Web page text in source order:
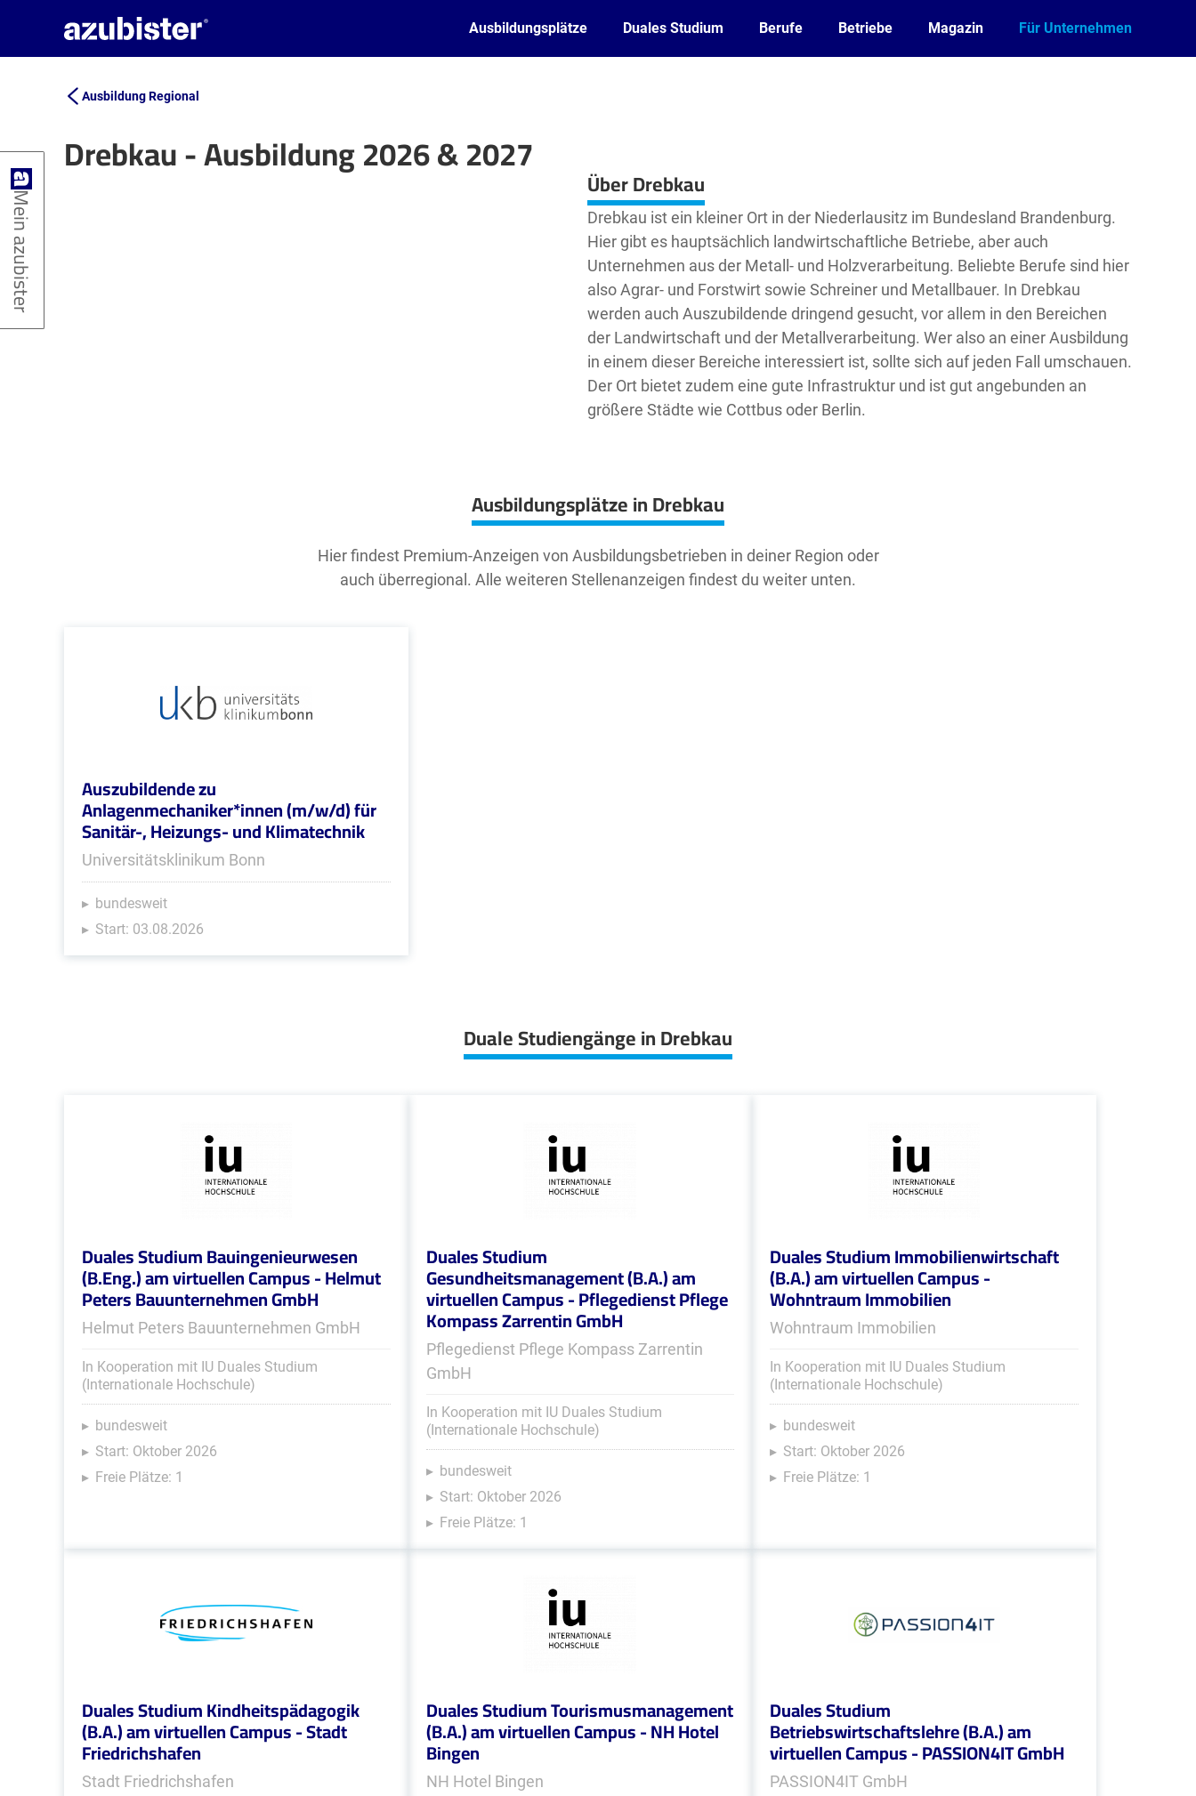
Ausbildungsplätze Duales Studium Berufe Betriebe Magazin Für Unternehmen
Ausbildung Regional
Drebkau - Ausbildung 2026 & 2027
Leaflet | ©OpenStreetMap2 Über Drebkau
Drebkau ist ein kleiner Ort in der Niederlausitz im Bundesland Brandenburg.
Hier gibt es hauptsächlich landwirtschaftliche Betriebe, aber auch
Unternehmen aus der Metall- und Holzverarbeitung. Beliebte Berufe sind hier
also Agrar- und Forstwirt sowie Schreiner und Metallbauer. In Drebkau
werden auch Auszubildende dringend gesucht, vor allem in den Bereichen
der Landwirtschaft und der Metallverarbeitung. Wer also an einer Ausbildung
in einem dieser Bereiche interessiert ist, sollte sich auf jeden Fall umschauen.
Der Ort bietet zudem eine gute Infrastruktur und ist gut angebunden an
größere Städte wie Cottbus oder Berlin.
Ausbildungsplätze in Drebkau
Hier findest Premium-Anzeigen von Ausbildungsbetrieben in deiner Region oder
auch überregional. Alle weiteren Stellenanzeigen findest du weiter unten.
Auszubildende zu
Anlagenmechaniker*innen (m/w/d) für
Sanitär-, Heizungs- und Klimatechnik
Universitätsklinikum Bonn
bundesweit
Start: 03.08.2026
Duale Studiengänge in Drebkau
Duales Studium Bauingenieurwesen
(B.Eng.) am virtuellen Campus - Helmut
Peters Bauunternehmen GmbH
Helmut Peters Bauunternehmen GmbH
In Kooperation mit IU Duales Studium
(Internationale Hochschule)
bundesweit
Start: Oktober 2026
Freie Plätze: 1
Duales Studium
Gesundheitsmanagement (B.A.) am
virtuellen Campus - Pflegedienst Pflege
Kompass Zarrentin GmbH
Pflegedienst Pflege Kompass Zarrentin
GmbH
In Kooperation mit IU Duales Studium
(Internationale Hochschule)
bundesweit
Start: Oktober 2026
Freie Plätze: 1
Duales Studium Immobilienwirtschaft
(B.A.) am virtuellen Campus -
Wohntraum Immobilien
Wohntraum Immobilien
In Kooperation mit IU Duales Studium
(Internationale Hochschule)
bundesweit
Start: Oktober 2026
Freie Plätze: 1
Duales Studium Kindheitspädagogik
(B.A.) am virtuellen Campus - Stadt
Friedrichshafen
Stadt Friedrichshafen
Duales Studium Tourismusmanagement
(B.A.) am virtuellen Campus - NH Hotel
Bingen
NH Hotel Bingen
Duales Studium
Betriebswirtschaftslehre (B.A.) am
virtuellen Campus - PASSION4IT GmbH
PASSION4IT GmbH
Mein azubister